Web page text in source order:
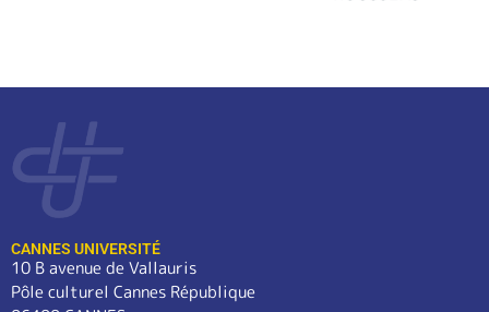
CANNES UNIVERSITÉ
10 B avenue de Vallauris
Pôle culturel Cannes République